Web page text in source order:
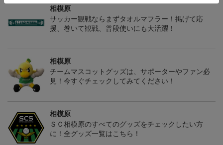
相模原
サッカー観戦ならまずタオルマフラー！掲げて応
援、巻いて観戦、普段使いにも大活躍！
相模原
チームマスコットグッズは、サポーターやファン必
見！今すぐチェックしてみてください！
相模原
ＳＣ相模原のすべてのグッズをチェックしたい方
に！全グッズ一覧はこちら！